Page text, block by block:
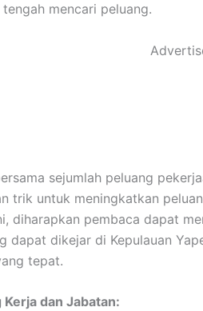
mencari peluang.
sejumlah peluang
trik untuk meningkatkan
diharapkan pembaca dapat
dapat dikejar di Kepulauan
tepat.
dan Jabatan: